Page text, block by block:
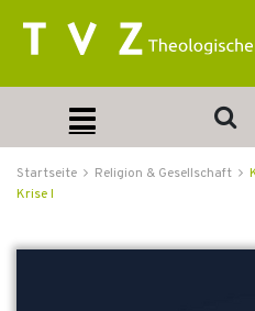
Startseite Religion & Gesellschaft
Krise I